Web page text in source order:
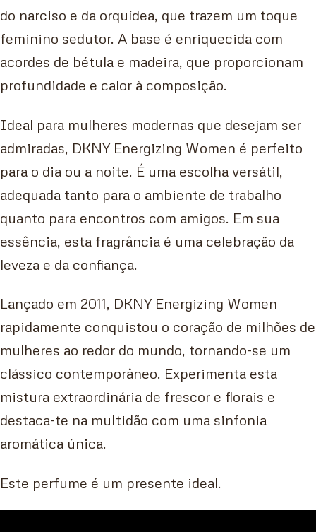
do narciso e da orquídea, que trazem um toque
feminino sedutor. A base é enriquecida com
acordes de bétula e madeira, que proporcionam
profundidade e calor à composição.
Ideal para mulheres modernas que desejam ser
admiradas, DKNY Energizing Women é perfeito
para o dia ou a noite. É uma escolha versátil,
adequada tanto para o ambiente de trabalho
quanto para encontros com amigos. Em sua
essência, esta fragrância é uma celebração da
leveza e da confiança.
Lançado em 2011, DKNY Energizing Women
rapidamente conquistou o coração de milhões de
mulheres ao redor do mundo, tornando-se um
clássico contemporâneo. Experimenta esta
mistura extraordinária de frescor e florais e
destaca-te na multidão com uma sinfonia
aromática única.
Este perfume é um presente ideal.